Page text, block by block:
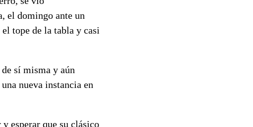
el domingo ante un
tope de la tabla y casi
sí misma y aún
nueva instancia en
esperar que su clásico